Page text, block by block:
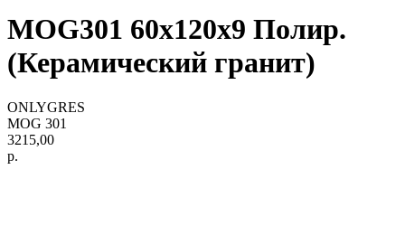
MOG301 60x120x9 Полир.
(Керамический гранит)
ONLYGRES
MOG 301
3215,00
р.